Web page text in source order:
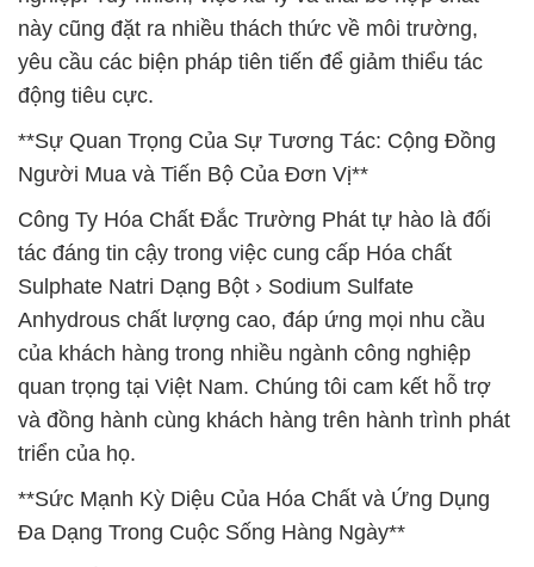
này cũng đặt ra nhiều thách thức về môi trường,
yêu cầu các biện pháp tiên tiến để giảm thiểu tác
động tiêu cực.
**Sự Quan Trọng Của Sự Tương Tác: Cộng Đồng
Người Mua và Tiến Bộ Của Đơn Vị**
Công Ty Hóa Chất Đắc Trường Phát tự hào là đối
tác đáng tin cậy trong việc cung cấp Hóa chất
Sulphate Natri Dạng Bột › Sodium Sulfate
Anhydrous chất lượng cao, đáp ứng mọi nhu cầu
của khách hàng trong nhiều ngành công nghiệp
quan trọng tại Việt Nam. Chúng tôi cam kết hỗ trợ
và đồng hành cùng khách hàng trên hành trình phát
triển của họ.
**Sức Mạnh Kỳ Diệu Của Hóa Chất và Ứng Dụng
Đa Dạng Trong Cuộc Sống Hàng Ngày**